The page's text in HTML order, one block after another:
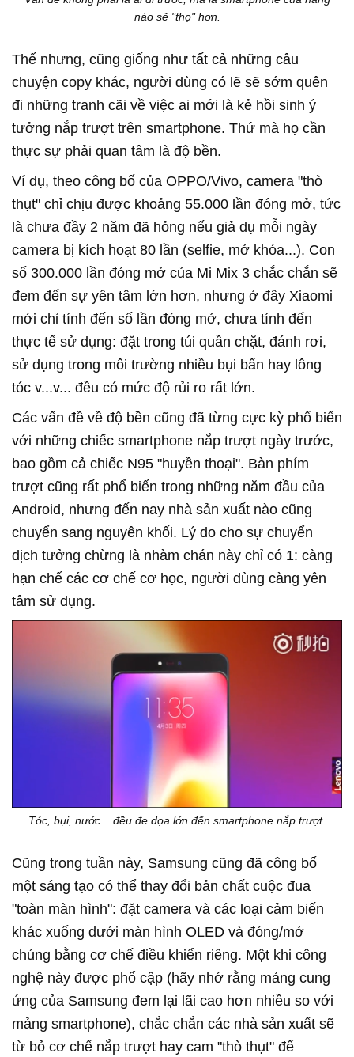
nào sẽ "thọ" hơn.
Thế nhưng, cũng giống như tất cả những câu
chuyện copy khác, người dùng có lẽ sẽ sớm quên
đi những tranh cãi về việc ai mới là kẻ hồi sinh ý
tưởng nắp trượt trên smartphone. Thứ mà họ cần
thực sự phải quan tâm là độ bền.
Ví dụ, theo công bố của OPPO/Vivo, camera "thò
thụt" chỉ chịu được khoảng 55.000 lần đóng mở, tức
là chưa đầy 2 năm đã hỏng nếu giả dụ mỗi ngày
camera bị kích hoạt 80 lần (selfie, mở khóa...). Con
số 300.000 lần đóng mở của Mi Mix 3 chắc chắn sẽ
đem đến sự yên tâm lớn hơn, nhưng ở đây Xiaomi
mới chỉ tính đến số lần đóng mở, chưa tính đến
thực tế sử dụng: đặt trong túi quần chặt, đánh rơi,
sử dụng trong môi trường nhiều bụi bẩn hay lông
tóc v...v... đều có mức độ rủi ro rất lớn.
Các vấn đề về độ bền cũng đã từng cực kỳ phổ biến
với những chiếc smartphone nắp trượt ngày trước,
bao gồm cả chiếc N95 "huyền thoại". Bàn phím
trượt cũng rất phổ biến trong những năm đầu của
Android, nhưng đến nay nhà sản xuất nào cũng
chuyển sang nguyên khối. Lý do cho sự chuyển
dịch tưởng chừng là nhàm chán này chỉ có 1: càng
hạn chế các cơ chế cơ học, người dùng càng yên
tâm sử dụng.
Tóc, bụi, nước... đều đe dọa lớn đến smartphone nắp trượt.
Cũng trong tuần này, Samsung cũng đã công bố
một sáng tạo có thể thay đổi bản chất cuộc đua
"toàn màn hình": đặt camera và các loại cảm biến
khác xuống dưới màn hình OLED và đóng/mở
chúng bằng cơ chế điều khiển riêng. Một khi công
nghệ này được phổ cập (hãy nhớ rằng mảng cung
ứng của Samsung đem lại lãi cao hơn nhiều so với
mảng smartphone), chắc chắn các nhà sản xuất sẽ
từ bỏ cơ chế nắp trượt hay cam "thò thụt" để